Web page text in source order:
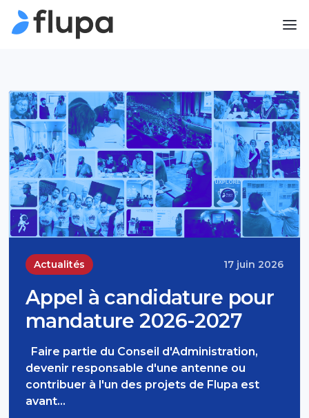
Actualités 17 juin 2026
Appel à candidature pour
mandature 2026-2027
Faire partie du Conseil d'Administration,
devenir responsable d'une antenne ou
contribuer à l'un des projets de Flupa est
avant…